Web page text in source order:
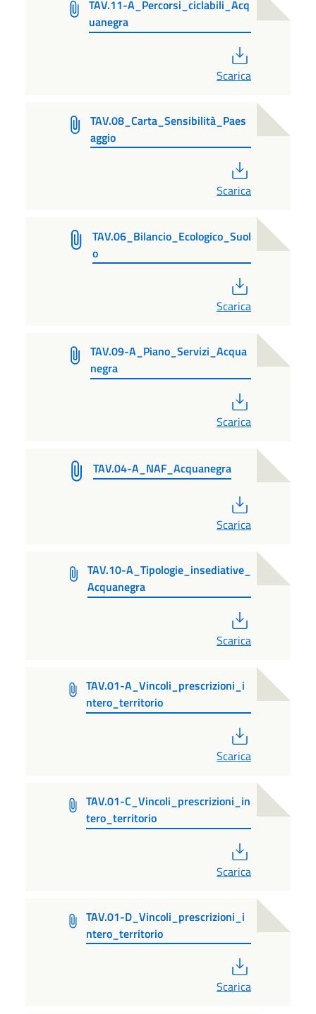
TAV.11-A_Percorsi_ciclabili_Acq
uanegra
Scarica
TAV.08_Carta_Sensibilità_Paes
aggio
Scarica
TAV.06_Bilancio_Ecologico_Suol
o
Scarica
TAV.09-A_Piano_Servizi_Acqua
negra
Scarica
TAV.04-A_NAF_Acquanegra
Scarica
TAV.10-A_Tipologie_insediative_
Acquanegra
Scarica
TAV.01-A_Vincoli_prescrizioni_i
ntero_territorio
Scarica
TAV.01-C_Vincoli_prescrizioni_in
tero_territorio
Scarica
TAV.01-D_Vincoli_prescrizioni_i
ntero_territorio
Scarica